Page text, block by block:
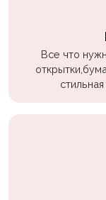
Все что
Недетские
(18+)